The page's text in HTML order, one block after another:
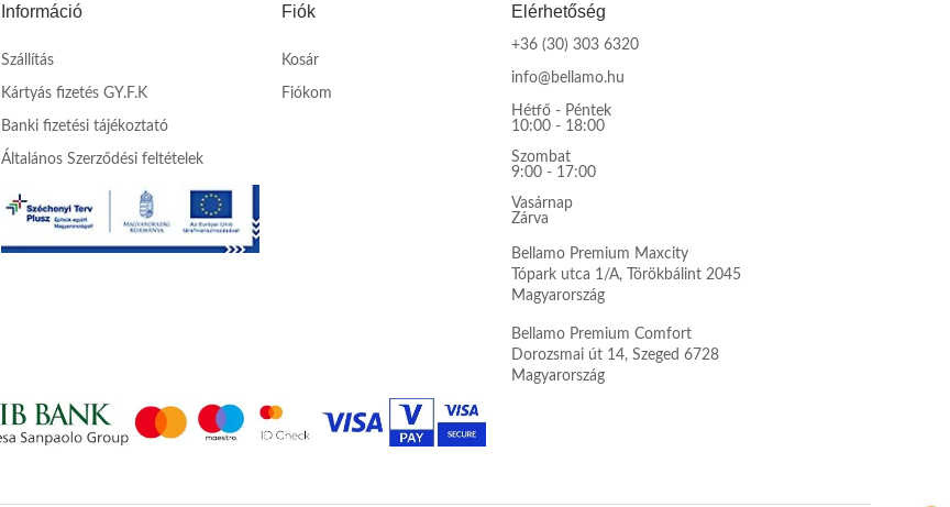
Információ
Szállítás
Kártyás fizetés GY.F.K
Banki fizetési tájékoztató
Általános Szerződési feltételek
Fiók
Kosár
Fiókom
Elérhetőség
+36 (30) 303 6320
info@bellamo.hu
Hétfő - Péntek
10:00 - 18:00
Szombat
9:00 - 17:00
Vasárnap
Zárva
Bellamo Premium Maxcity
Tópark utca 1/A, Törökbálint 2045
Magyarország
Bellamo Premium Comfort
Dorozsmai út 14, Szeged 6728
Magyarország